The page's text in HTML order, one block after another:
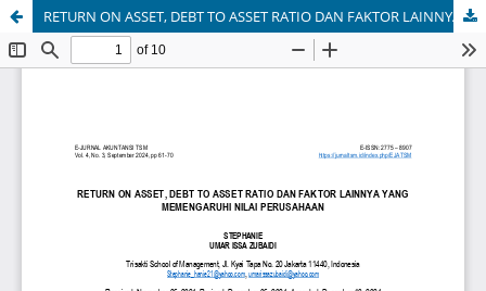
RETURN ON ASSET, DEBT TO ASSET RATIO DAN FAKTOR LAINNYA YANG MEMENGARUHI NILAI PERUSAHAAN